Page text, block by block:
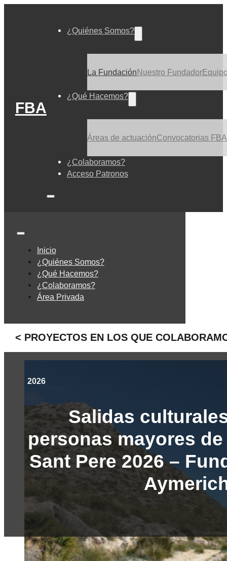
FBA
¿Quiénes Somos?
La FundaciónNuestro Fundador
¿Qué Hacemos?
Áreas de actuaciónConvocatorias FBA
¿Colaboramos?
Acceso Patronos
Inicio
¿Quiénes Somos?
¿Qué Hacemos?
¿Colaboramos?
Área Privada
< PROYECTOS EN LOS QUE
2026
Salidas
personas mayores
Sant Pere 2026 –